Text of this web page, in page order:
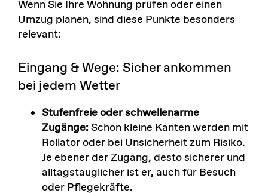
Wenn Sie Ihre Wohnung prüfen oder einen
Umzug planen, sind diese Punkte besonders
relevant:
Eingang & Wege: Sicher ankommen
bei jedem Wetter
Stufenfreie oder schwellenarme
Zugänge:Schon kleine Kanten werden mit
Rollator oder bei Unsicherheit zum Risiko.
Je ebener der Zugang, desto sicherer und
alltagstauglicher ist er, auch für Besuch
oder Pflegekräfte.